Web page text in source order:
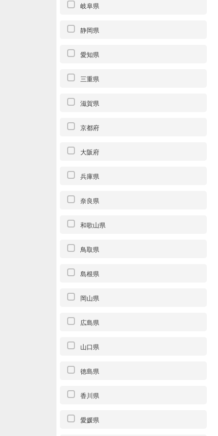
岐阜県
静岡県
愛知県
三重県
滋賀県
京都府
大阪府
兵庫県
奈良県
和歌山県
鳥取県
島根県
岡山県
広島県
山口県
徳島県
香川県
愛媛県